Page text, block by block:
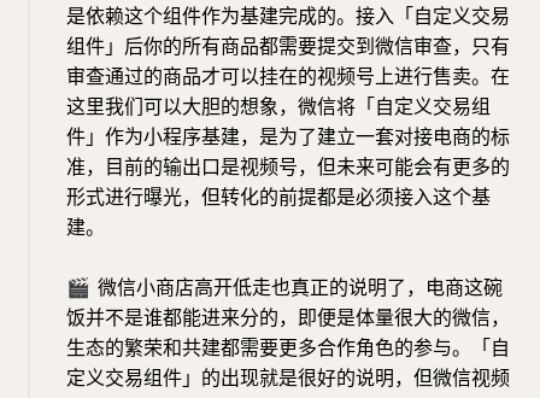
是依赖这个组件作为基建完成的。接入「自定义交易
组件」后你的所有商品都需要提交到微信审查，只有
审查通过的商品才可以挂在的视频号上进行售卖。在
这里我们可以大胆的想象，微信将「自定义交易组
件」作为小程序基建，是为了建立一套对接电商的标
准，目前的输出口是视频号，但未来可能会有更多的
形式进行曝光，但转化的前提都是必须接入这个基
建。
🎬 微信小商店高开低走也真正的说明了，电商这碗
饭并不是谁都能进来分的，即便是体量很大的微信，
生态的繁荣和共建都需要更多合作角色的参与。「自
定义交易组件」的出现就是很好的说明，但微信视频